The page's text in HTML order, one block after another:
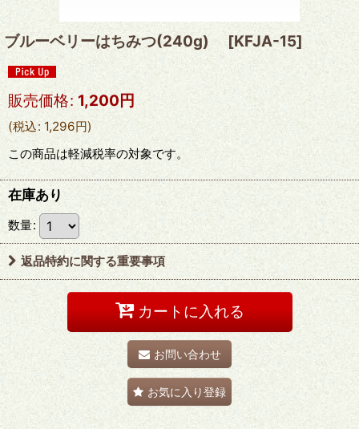
ブルーベリーはちみつ(240g) [KFJA-15]
販売価格: 1,200 円
(税込: 1,296円)
この商品は軽減税率の対象です。
在庫あり
数量:
返品特約に関する重要事項
カートに入れる
お問い合わせ
お気に入り登録